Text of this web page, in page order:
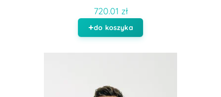
720.01 zł
do koszyka